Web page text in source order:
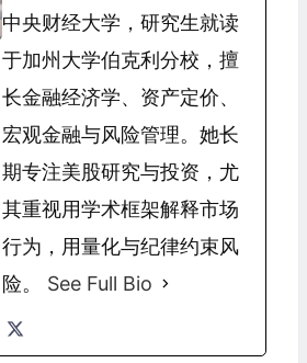
中央财经大学，研究生就读
于加州大学伯克利分校，擅
长金融经济学、资产定价、
宏观金融与风险管理。她长
期专注美股研究与投资，尤
其重视用学术框架解释市场
行为，用量化与纪律约束风
险。 See Full Bio